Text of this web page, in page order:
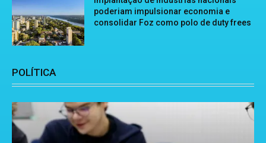
poderiam impulsionar economia e
consolidar Foz como polo de duty frees
POLÍTICA